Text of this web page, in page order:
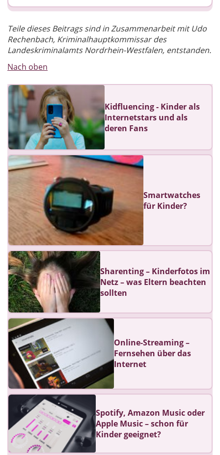
Teile dieses Beitrags sind in Zusammenarbeit mit Udo
Rechenbach, Kriminalhauptkommissar des
Landeskriminalamts Nordrhein-Westfalen, entstanden.
Nach oben
Kidfluencing - Kinder als
Internetstars und als
deren Fans
Smartwatches
für Kinder?
Sharenting – Kinderfotos im
Netz – was Eltern beachten
sollten
Online-Streaming –
Fernsehen über das
Internet
Spotify, Amazon Music oder
Apple Music – schon für
Kinder geeignet?